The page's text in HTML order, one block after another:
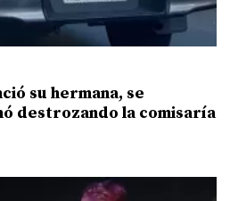
su hermana, se
destrozando la comisaría